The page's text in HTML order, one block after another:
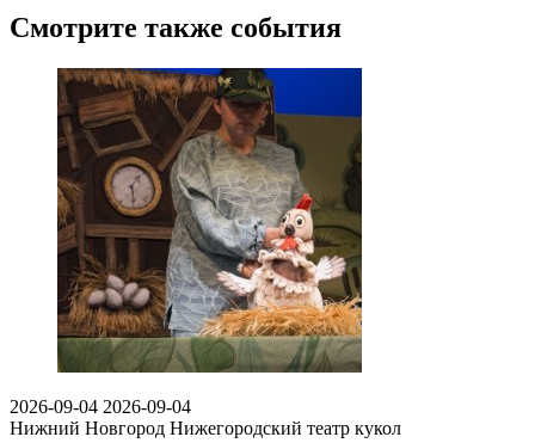
Смотрите также события
2026-09-04 2026-09-04
Нижний Новгород Нижегородский театр кукол